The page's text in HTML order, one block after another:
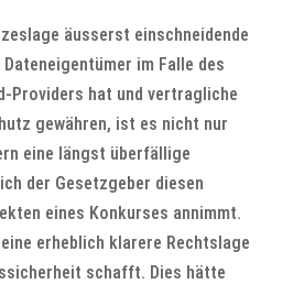
äusserst einschneidende
im Falle des
Providers hat und vertragliche
gewähren, ist es nicht nur
eine längst überfällige
der Gesetzgeber diesen
eines Konkurses annimmt.
erheblich klarere Rechtslage
schafft. Dies hätte